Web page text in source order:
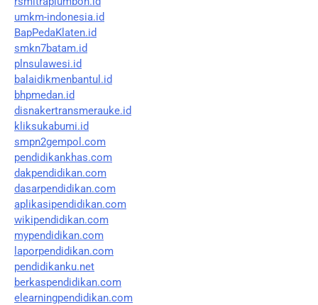
umkm-indonesia.id
BapPedaKlaten.id
smkn7batam.id
plnsulawesi.id
balaidikmenbantul.id
bhpmedan.id
disnakertransmerauke.id
kliksukabumi.id
smpn2gempol.com
pendidikankhas.com
dakpendidikan.com
dasarpendidikan.com
aplikasipendidikan.com
wikipendidikan.com
mypendidikan.com
laporpendidikan.com
pendidikanku.net
berkaspendidikan.com
elearningpendidikan.com